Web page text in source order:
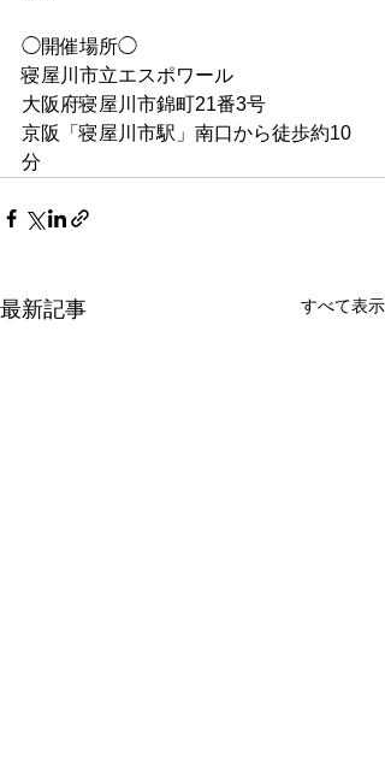
◯開催場所◯
寝屋川市立エスポワール
大阪府寝屋川市錦町21番3号
京阪「寝屋川市駅」南口から徒歩約10
分
最新記事 すべて表示